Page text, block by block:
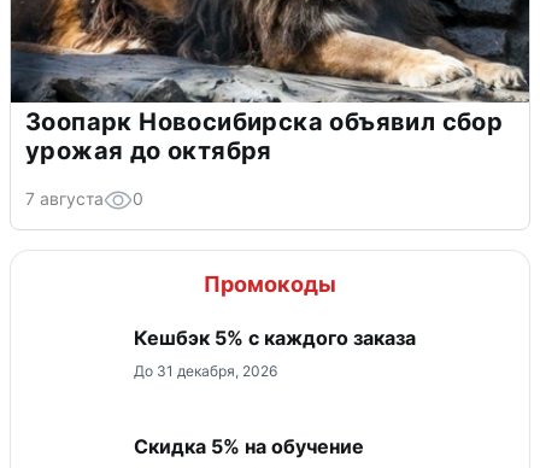
Зоопарк Новосибирска объявил сбор
урожая до октября
7 августа 0
Промокоды
Кешбэк 5% с каждого заказа
До 31 декабря, 2026
Скидка 5% на обучение